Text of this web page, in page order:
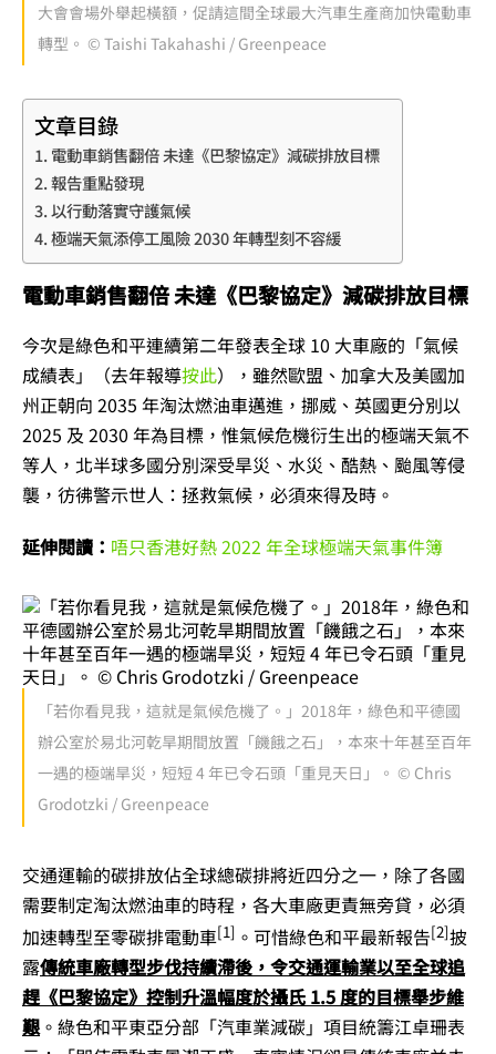
大會會場外舉起橫額，促請這間全球最大汽車生產商加快電動車
轉型。 © Taishi Takahashi / Greenpeace
文章目錄
電動車銷售翻倍 未達《巴黎協定》減碳排放目標
報告重點發現
以行動落實守護氣候
極端天氣添停工風險 2030 年轉型刻不容緩
電動車銷售翻倍 未達《巴黎協定》減碳排放目標
今次是綠色和平連續第二年發表全球 10 大車廠的「氣候
成績表」（去年報導按此），雖然歐盟、加拿大及美國加
州正朝向 2035 年淘汰燃油車邁進，挪威、英國更分別以
2025 及 2030 年為目標，惟氣候危機衍生出的極端天氣不
等人，北半球多國分別深受旱災、水災、酷熱、颱風等侵
襲，彷彿警示世人：拯救氣候，必須來得及時。
延伸閱讀： 唔只香港好熱 2022 年全球極端天氣事件簿
「若你看見我，這就是氣候危機了。」2018年，綠色和平德國
辦公室於易北河乾旱期間放置「饑餓之石」，本來十年甚至百年
一遇的極端旱災，短短 4 年已令石頭「重見天日」。 © Chris
Grodotzki / Greenpeace
交通運輸的碳排放佔全球總碳排將近四分之一，除了各國
需要制定淘汰燃油車的時程，各大車廠更責無旁貸，必須
加速轉型至零碳排電動車[1] 。可惜綠色和平最新報告[2]披
露傳統車廠轉型步伐持續滯後，令交通運輸業以至全球追
趕《巴黎協定》控制升溫幅度於攝氏 1.5 度的目標舉步維
艱。綠色和平東亞分部「汽車業減碳」項目統籌江卓珊表